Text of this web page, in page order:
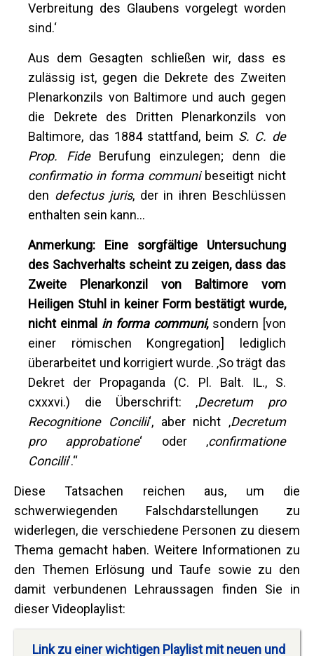
Verbreitung des Glaubens vorgelegt worden
sind.‘
Aus dem Gesagten schließen wir, dass es
zulässig ist, gegen die Dekrete des Zweiten
Plenarkonzils von Baltimore und auch gegen
die Dekrete des Dritten Plenarkonzils von
Baltimore, das 1884 stattfand, beim S. C. de
Prop. FideBerufung einzulegen; denn die
confirmatio in forma communibeseitigt nicht
den defectus juris, der in ihren Beschlüssen
enthalten sein kann...
Anmerkung: Eine sorgfältige Untersuchung
des Sachverhalts scheint zu zeigen, dass das
Zweite Plenarkonzil von Baltimore vom
Heiligen Stuhl in keiner Form bestätigt wurde,
nicht einmal in forma communi, sondern [von
einer römischen Kongregation] lediglich
überarbeitet und korrigiert wurde. ‚So trägt das
Dekret der Propaganda (C. Pl. Balt. IL., S.
cxxxvi.) die Überschrift: ‚Decretum pro
Recognitione Concilii‘, aber nicht ‚Decretum
pro approbatione‘ oder ‚confirmatione
Concilii‘.“
Diese Tatsachen reichen aus, um die
schwerwiegenden Falschdarstellungen zu
widerlegen, die verschiedene Personen zu diesem
Thema gemacht haben. Weitere Informationen zu
den Themen Erlösung und Taufe sowie zu den
damit verbundenen Lehraussagen finden Sie in
dieser Videoplaylist:
Link zu einer wichtigen Playlist mit neuen und